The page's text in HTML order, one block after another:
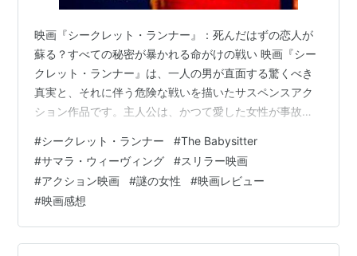
映画『シークレット・ランナー』：死んだはずの恋人が
蘇る？すべての秘密が暴かれる命がけの戦い 映画『シー
クレット・ランナー』は、一人の男が直面する驚くべき
真実と、それに伴う危険な戦いを描いたサスペンスアク
ション作品です。主人公は、かつて愛した女性が事故で
その死んだはずの恋人に瓜二つの女性が現れます。彼女
は、すべてを欺く魔性の悪女なのか、それとも、何らか
の秘密を抱えて逃亡する美しき逃亡者なのか。あるい
は、男の精神が見せる単なる幻覚なのか。この謎の出現
は、主人公の平穏な日常を一変させ、彼を疑念と混乱の
渦に巻き込みます。彼女の正体を探るうちに、隠され
#シークレット・ランナー #The Babysitter
#サマラ・ウィーヴィング #スリラー映画
#アクション映画 #謎の女性 #映画レビュー
#映画感想